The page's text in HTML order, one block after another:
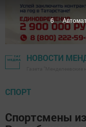
НОВОСТИ
СПОРТ
Спортсмены
6